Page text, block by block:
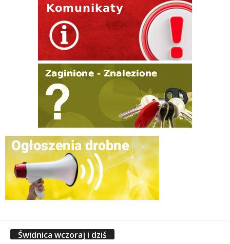
Świdnica wczoraj i dziś